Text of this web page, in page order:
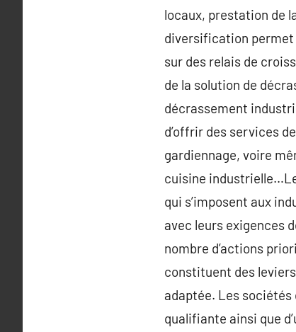
locaux, prestation de
diversification permet
sur des relais de
de la solution de
décrassement
d’offrir des services
gardiennage, voire
cuisine
qui s’imposent aux
avec leurs exigences
nombre d’actions
constituent des
adaptée. Les sociétés
qualifiante ainsi que